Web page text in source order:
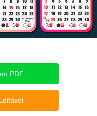
PDF